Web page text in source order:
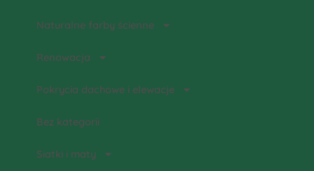
Naturalne farby ścienne
Renowacja
Pokrycia dachowe i elewacje
Bez kategorii
Siatki i maty